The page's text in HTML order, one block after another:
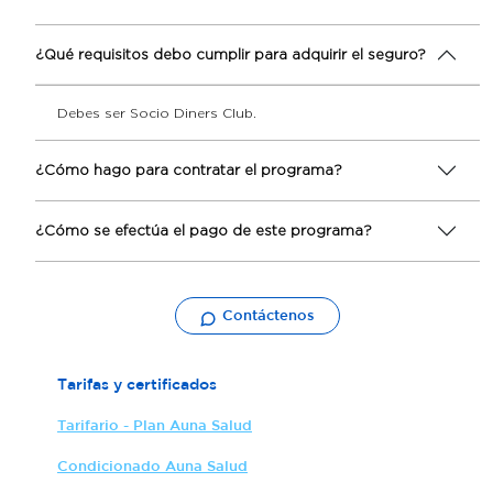
¿Qué requisitos debo cumplir para adquirir el seguro?
Debes ser Socio Diners Club.
¿Cómo hago para contratar el programa?
¿Cómo se efectúa el pago de este programa?
Contáctenos
Tarifas y certificados
Tarifario - Plan Auna Salud
Condicionado Auna Salud